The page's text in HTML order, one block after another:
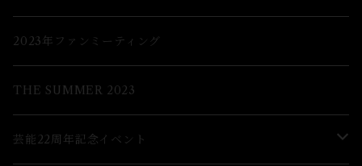
２Lブロマイド
グッズ
Lブロマイド
2Lブロマイド
グッズ
2023年ファンミーティング
THE SUMMER 2023
芸能22周年記念イベント